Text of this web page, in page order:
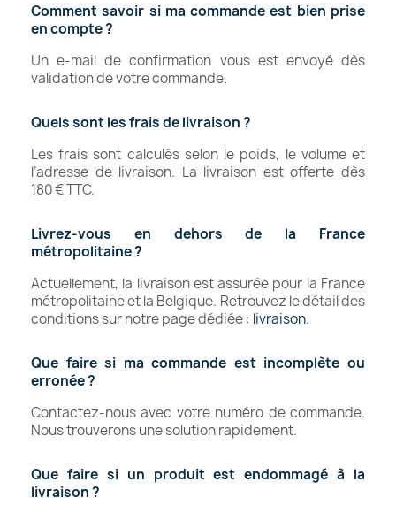
Comment savoir si ma commande est bien prise
en compte ?
Un e-mail de confirmation vous est envoyé dès
validation de votre commande.
Quels sont les frais de livraison ?
Les frais sont calculés selon le poids, le volume et
l’adresse de livraison. La livraison est offerte dès
180 € TTC.
Livrez‑vous en dehors de la France
métropolitaine ?
Actuellement, la livraison est assurée pour la France
métropolitaine et la Belgique. Retrouvez le détail des
conditions sur notre page dédiée : livraison.
Que faire si ma commande est incomplète ou
erronée ?
Contactez-nous avec votre numéro de commande.
Nous trouverons une solution rapidement.
Que faire si un produit est endommagé à la
livraison ?